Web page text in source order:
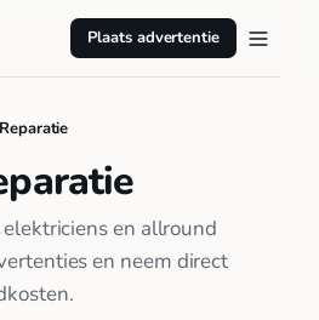
Plaats advertentie
en allround
en neem direct